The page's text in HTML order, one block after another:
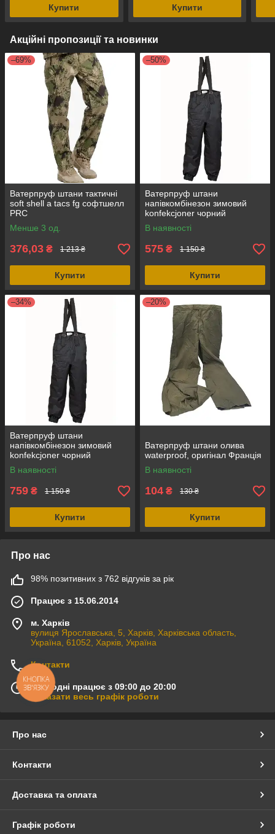
Купити Купити
Акційні пропозиції та новинки
–69%
Ватерпруф штани тактичні
soft shell a tacs fg софтшелл
PRC
Менше 3 од.
376,03 ₴ 1 213 ₴
Купити
–50%
Ватерпруф штани
напівкомбінезон зимовий
konfekcjoner чорний
waterproof Польща
В наявності
575 ₴ 1 150 ₴
Купити
–34%
Ватерпруф штани
напівкомбінезон зимовий
konfekcjoner чорний
waterproof Польща
В наявності
759 ₴ 1 150 ₴
Купити
–20%
Ватерпруф штани олива
waterproof, оригінал Франція
В наявності
104 ₴ 130 ₴
Купити
Про нас
98% позитивних з 762 відгуків за рік
Працює з 15.06.2014
м. Харків
вулиця Ярославська, 5, Харків, Харківська область,
Україна, 61052, Харків, Україна
Контакти
Сьогодні працює з 09:00 до 20:00
Показати весь графік роботи
Про нас
Контакти
Доставка та оплата
Графік роботи
КНОПКА
ЗВ'ЯЗКУ